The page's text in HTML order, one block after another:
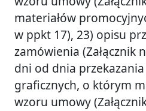
materiałów
w ppkt 17), 23) opisu
zamówienia (Załącznik
dni od dnia
graficznych, o którym
wzoru umowy